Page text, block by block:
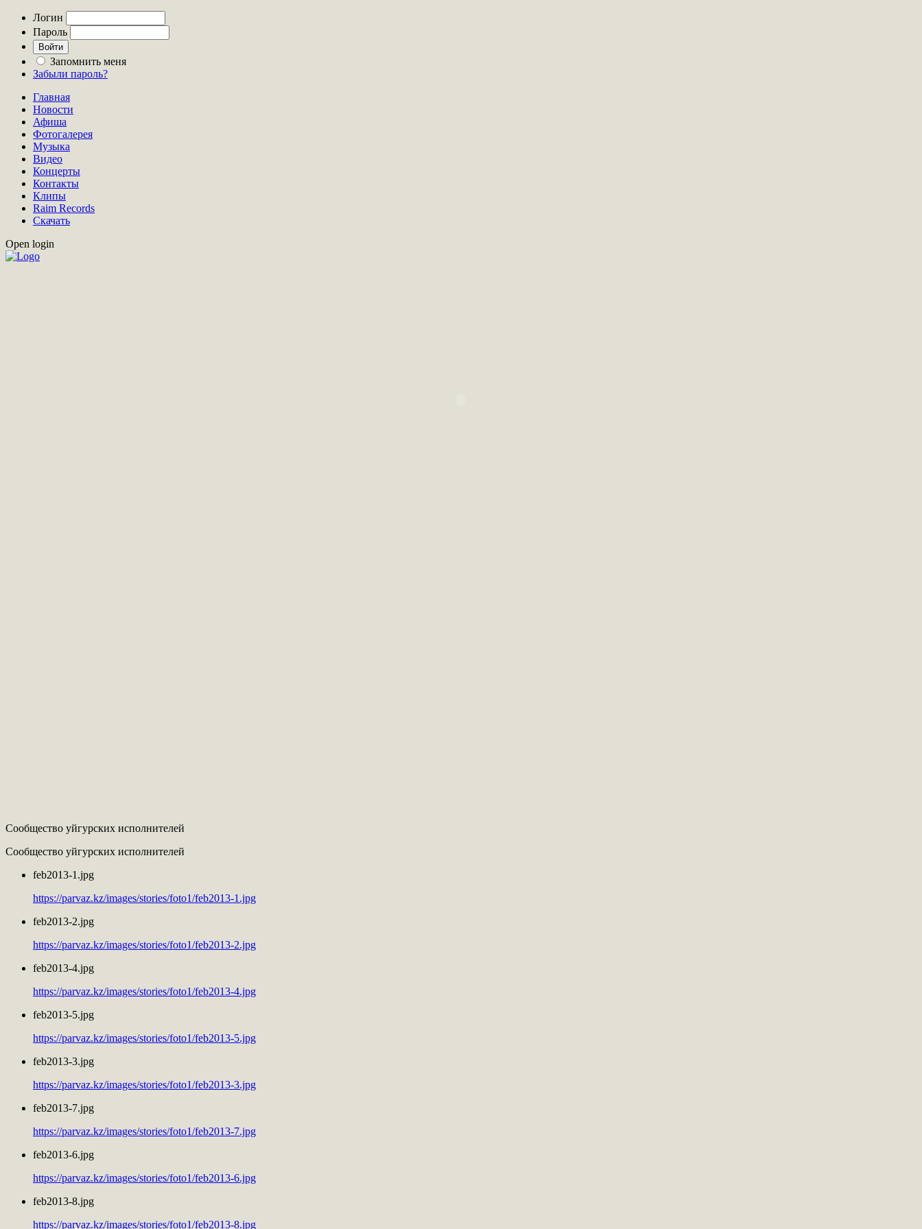
Логин
Пароль
Запомнить меня
Забыли пароль?
Главная
Новости
Афиша
Фотогалерея
Музыка
Видео
Концерты
Контакты
Клипы
Raim Records
Скачать
Open login
Сообщество уйгурских исполнителей
Сообщество уйгурских исполнителей
feb2013-1.jpg
https://parvaz.kz/images/stories/foto1/feb2013-1.jpg
feb2013-2.jpg
https://parvaz.kz/images/stories/foto1/feb2013-2.jpg
feb2013-4.jpg
https://parvaz.kz/images/stories/foto1/feb2013-4.jpg
feb2013-5.jpg
https://parvaz.kz/images/stories/foto1/feb2013-5.jpg
feb2013-3.jpg
https://parvaz.kz/images/stories/foto1/feb2013-3.jpg
feb2013-7.jpg
https://parvaz.kz/images/stories/foto1/feb2013-7.jpg
feb2013-6.jpg
https://parvaz.kz/images/stories/foto1/feb2013-6.jpg
feb2013-8.jpg
https://parvaz.kz/images/stories/foto1/feb2013-8.jpg